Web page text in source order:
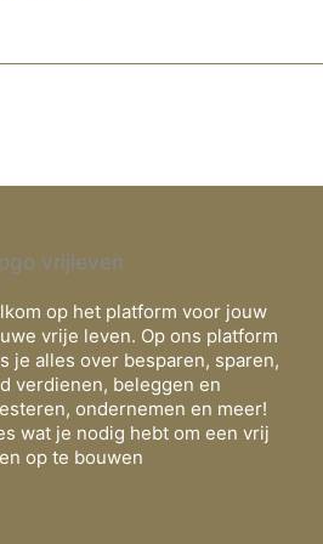
op het platform voor jouw
vrije leven. Op ons platform
je alles over besparen, sparen,
verdienen, beleggen en
ondernemen en meer!
wat je nodig hebt om een vrij
op te bouwen